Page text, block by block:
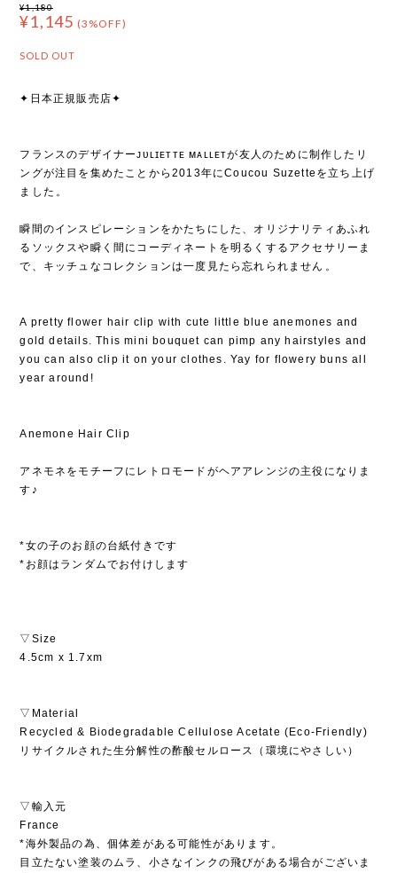
¥1,180
¥1,145 (3%OFF)
SOLD OUT
✦日本正規販売店✦
フランスのデザイナーᴊᴜʟɪᴇᴛᴛᴇ ᴍᴀʟʟᴇᴛが友人のために制作したリ
ングが注目を集めたことから2013年にCoucou Suzetteを立ち上げ
ました⁡。
瞬間のインスピレーションをかたちにした、オリジナリティあふれ
るソックスや瞬く間にコーディネートを明るくするアクセサリーま
で、キッチュなコレクションは一度見たら忘れられません⁡。
A pretty flower hair clip with cute little blue anemones and
gold details. This mini bouquet can pimp any hairstyles and
you can also clip it on your clothes. Yay for flowery buns all
year around!
Anemone Hair Clip
アネモネをモチーフにレトロモードがヘアアレンジの主役になりま
す♪
*女の子のお顔の台紙付きです
*お顔はランダムでお付けします
▽Size
4.5cm x 1.7xm
▽Material
Recycled & Biodegradable Cellulose Acetate (Eco-Friendly)
リサイクルされた生分解性の酢酸セルロース（環境にやさしい）
▽輸入元
France
*海外製品の為、個体差がある可能性があります。
目立たない塗装のムラ、小さなインクの飛びがある場合がございま